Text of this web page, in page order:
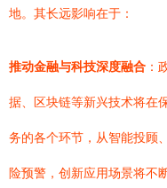
地。其长远影响在于：
推动金融与科技深度融合 ：
据、区块链等新兴技术将在
务的各个环节，从智能投顾
险预警，创新应用场景将不